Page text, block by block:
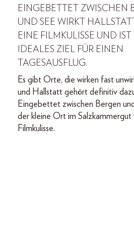
EINGEBETTET ZWISCHEN
UND SEE WIRKT
EINE FILMKULISSE UND IST
IDEALES ZIEL FÜR EINEN
TAGESAUSFLUG.
Es gibt Orte, die wirken fast
und Hallstatt gehört definitiv
Eingebettet zwischen Bergen
der kleine Ort im Salzkammergut
Filmkulisse.